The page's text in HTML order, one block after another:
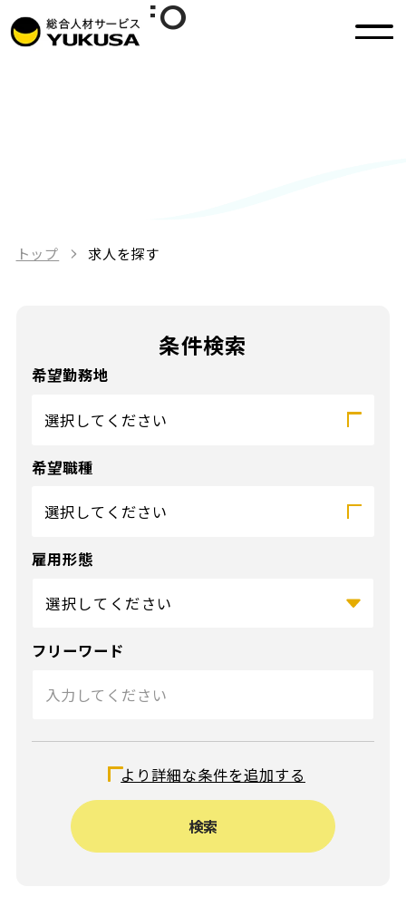
JOB INFO
求人を探す
トップ 求人を探す
条件検索
希望勤務地
選択してください
希望職種
選択してください
雇用形態
フリーワード
給与（時給）
〜
給与（月給）
より詳細な条件を追加する
検索